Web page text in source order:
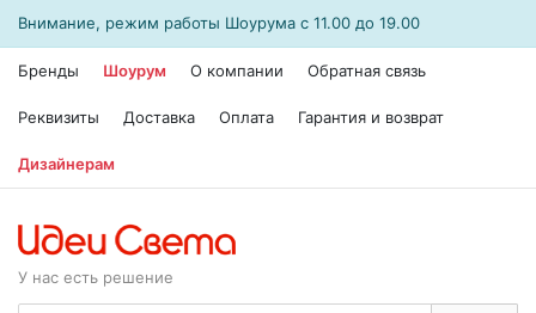
Внимание, режим работы Шоурума с 11.00 до 19.00
Бренды Шоурум О компании Обратная связь
Реквизиты Доставка Оплата Гарантия и возврат
Дизайнерам
У нас есть решение